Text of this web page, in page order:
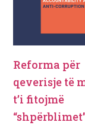
Reforma për
qeverisje të
t’i fitojmë